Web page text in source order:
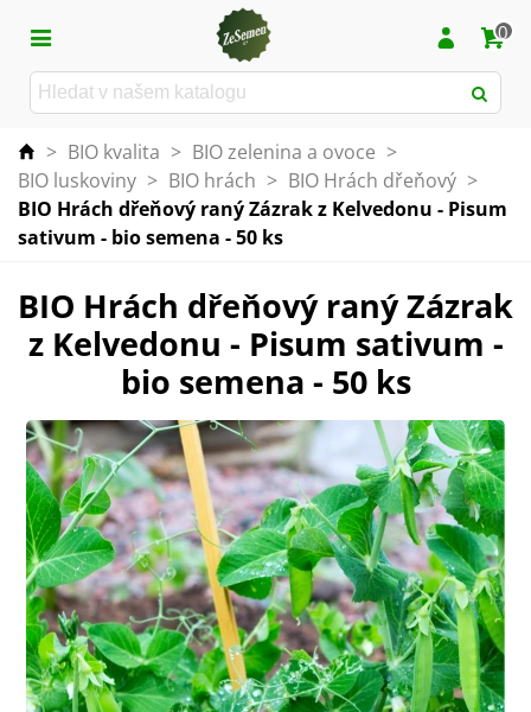
0
> BIO kvalita > BIO zelenina a ovoce >
BIO luskoviny > BIO hrách > BIO Hrách dřeňový >
BIO Hrách dřeňový raný Zázrak z Kelvedonu - Pisum
sativum - bio semena - 50 ks
BIO Hrách dřeňový raný Zázrak
z Kelvedonu - Pisum sativum -
bio semena - 50 ks